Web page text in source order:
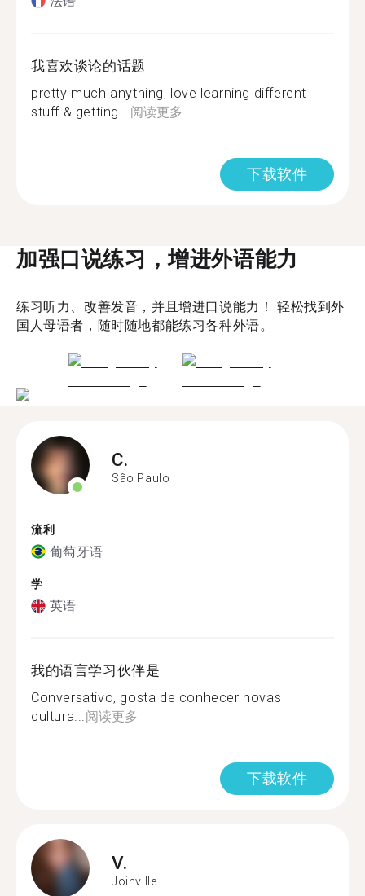
我喜欢谈论的话题
pretty much anything, love learning different
stuff & getting... 阅读更多
下载软件
加强口说练习，增进外语能力
练习听力、改善发音，并且增进口说能力！ 轻松找到外
国人母语者，随时随地都能练习各种外语。
C.
São Paulo
流利
葡萄牙语
学
英语
我的语言学习伙伴是
Conversativo, gosta de conhecer novas
cultura...阅读更多
下载软件
V.
Joinville